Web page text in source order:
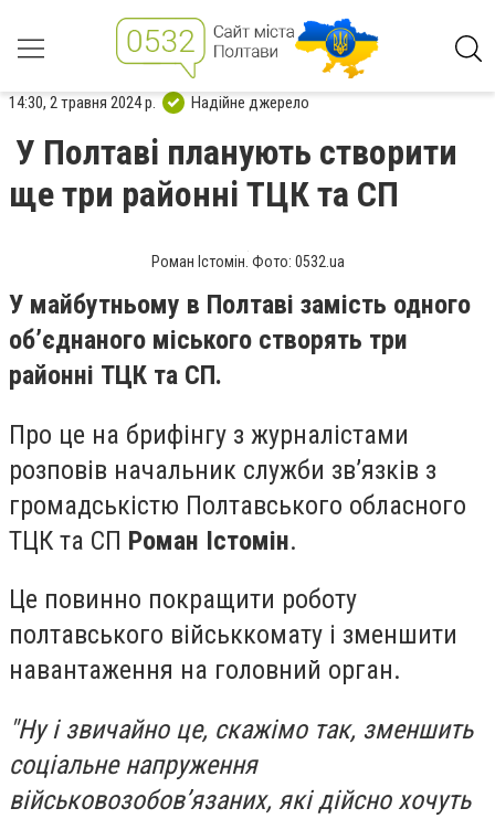
14:30, 2 травня 2024 р. Надійне джерело
У Полтаві планують створити
ще три районні ТЦК та СП
Роман Істомін. Фото: 0532.ua
У майбутньому в Полтаві замість одного
об’єднаного міського створять три
районні ТЦК та СП.
Про це на брифінгу з журналістами
розповів начальник служби зв’язків з
громадськістю Полтавського обласного
ТЦК та СП Роман Істомін.
Це повинно покращити роботу
полтавського військкомату і зменшити
навантаження на головний орган.
"Ну і звичайно це, скажімо так, зменшить
соціальне напруження
військовозобов’язаних, які дійсно хочуть